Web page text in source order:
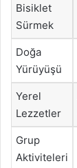
Bisiklet
Sürmek
Doğa
Yürüyüşü
Yerel
Lezzetler
Grup
Aktiviteleri